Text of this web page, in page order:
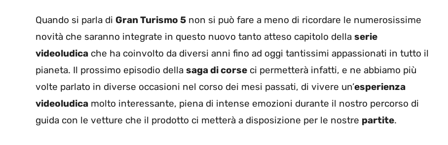
Quando si parla di Gran Turismo 5 non si può fare a meno di ricordare le numerosissime
novità che saranno integrate in questo nuovo tanto atteso capitolo della serie
videoludica che ha coinvolto da diversi anni fino ad oggi tantissimi appassionati in tutto il
pianeta. Il prossimo episodio della saga di corse ci permetterà infatti, e ne abbiamo più
volte parlato in diverse occasioni nel corso dei mesi passati, di vivere un’esperienza
videoludica molto interessante, piena di intense emozioni durante il nostro percorso di
guida con le vetture che il prodotto ci metterà a disposizione per le nostre partite.